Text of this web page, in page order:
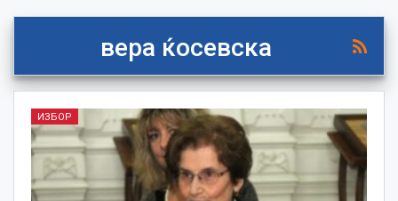
вера ќосевска
ИЗБОР